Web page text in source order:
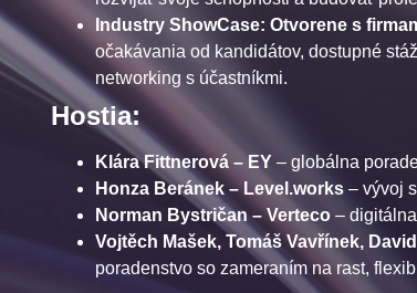
Industry ShowCase: Otvorene s
očakávania od kandidátov, dostupné
networking s účastníkmi.
Hostia:
Klára Fittnerová – EY– globálna
Honza Beránek –Level.works– vývoj
Norman Bystričan –Verteco–
Vojtěch Mašek, Tomáš Vavřínek,
poradenstvo so zameraním na rast,